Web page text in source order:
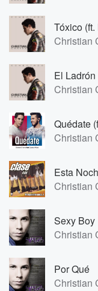
Tóxico
Christian
El Ladrón
Christian
Quédate
Christian
Esta
Christian
Sexy Boy
Christian
Por Qué
Christian